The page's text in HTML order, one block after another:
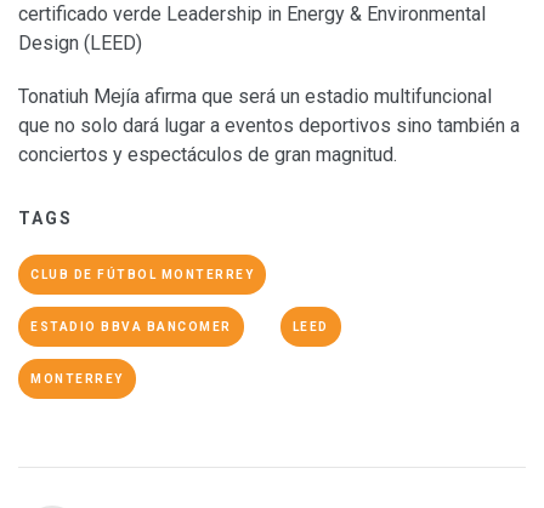
certificado verde Leadership in Energy & Environmental
Design (LEED)
Tonatiuh Mejía afirma que será un estadio multifuncional
que no solo dará lugar a eventos deportivos sino también a
conciertos y espectáculos de gran magnitud.
TAGS
CLUB DE FÚTBOL MONTERREY
ESTADIO BBVA BANCOMER LEED
MONTERREY